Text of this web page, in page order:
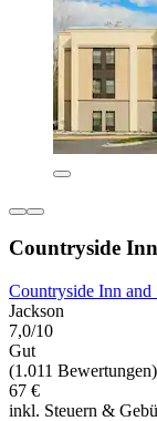
Countryside
Countryside Inn and
Jackson
7,0/10
Gut
(1.011 Bewertungen)
67 €
inkl. Steuern &